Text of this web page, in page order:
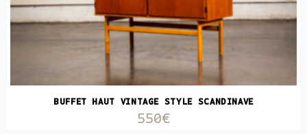
BUFFET HAUT VINTAGE STYLE SCANDINAVE
550€